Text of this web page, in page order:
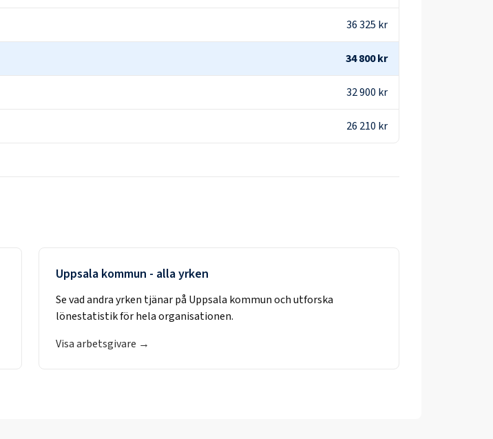
36 325 kr
34 800 kr
32 900 kr
26 210 kr
Uppsala kommun - alla yrken
Se vad andra yrken tjänar på Uppsala kommunoch utforska
lönestatistik för hela organisationen.
Visa arbetsgivare →